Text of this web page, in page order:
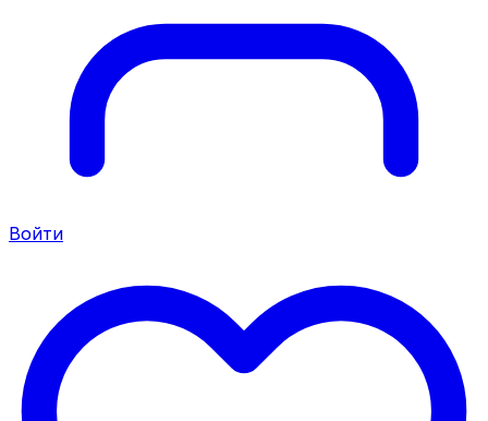
Войти